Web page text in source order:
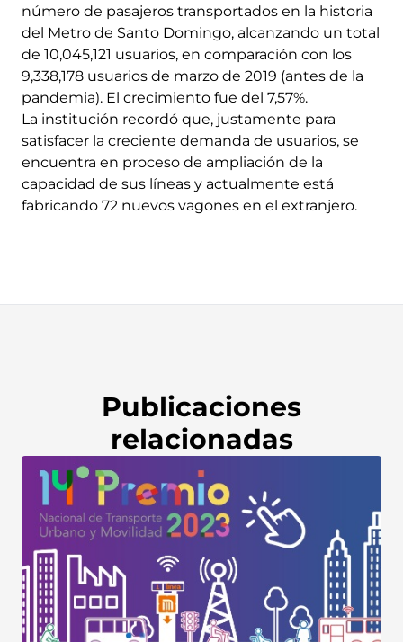
número de pasajeros transportados en la historia
del Metro de Santo Domingo, alcanzando un total
de 10,045,121 usuarios, en comparación con los
9,338,178 usuarios de marzo de 2019 (antes de la
pandemia). El crecimiento fue del 7,57%.
La institución recordó que, justamente para
satisfacer la creciente demanda de usuarios, se
encuentra en proceso de ampliación de la
capacidad de sus líneas y actualmente está
fabricando 72 nuevos vagones en el extranjero.
Publicaciones
relacionadas